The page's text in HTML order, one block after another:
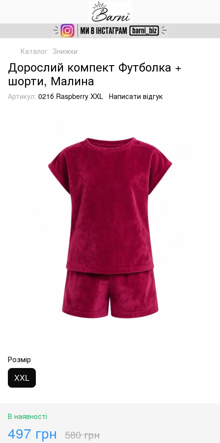
Каталог Знижки
Дорослий компект Футболка +
шорти, Малина
Артикул: 021б Raspberry XXL Написати відгук
Розмір
XXL
В наявності
497 грн 580 грн